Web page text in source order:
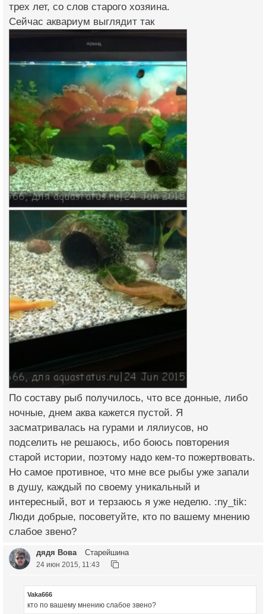
трех лет, со слов старого хозяина.
Сейчас аквариум выглядит так
По составу рыб получилось, что все донные, либо
ночные, днем аква кажется пустой. Я
засматривалась на гурами и лялиусов, но
подселить не решаюсь, ибо боюсь повторения
старой истории, поэтому надо кем-то пожертвовать.
Но самое противное, что мне все рыбы уже запали
в душу, каждый по своему уникальный и
интересный, вот и терзаюсь я уже неделю. :ny_tik:
Люди добрые, посоветуйте, кто по вашему мнению
слабое звено?
дядя Вова Старейшина
24 июн 2015, 11:43
Vaka666
кто по вашему мнению слабое звено?